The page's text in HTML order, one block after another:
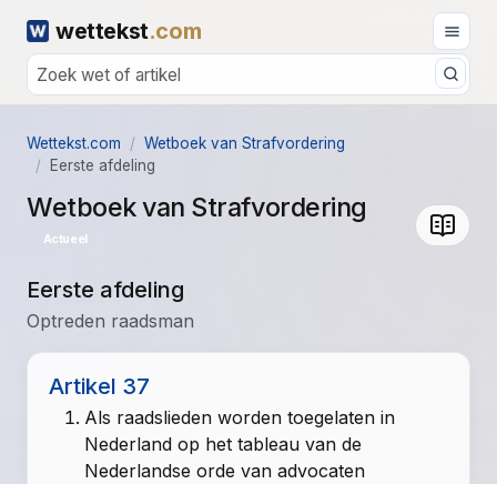
wettekst.com
Wettekst.com
Wetboek van Strafvordering
Eerste afdeling
Wetboek van Strafvordering
Actueel
Eerste afdeling
Optreden raadsman
Artikel 37
Als raadslieden worden toegelaten in
Nederland op het tableau van de
Nederlandse orde van advocaten